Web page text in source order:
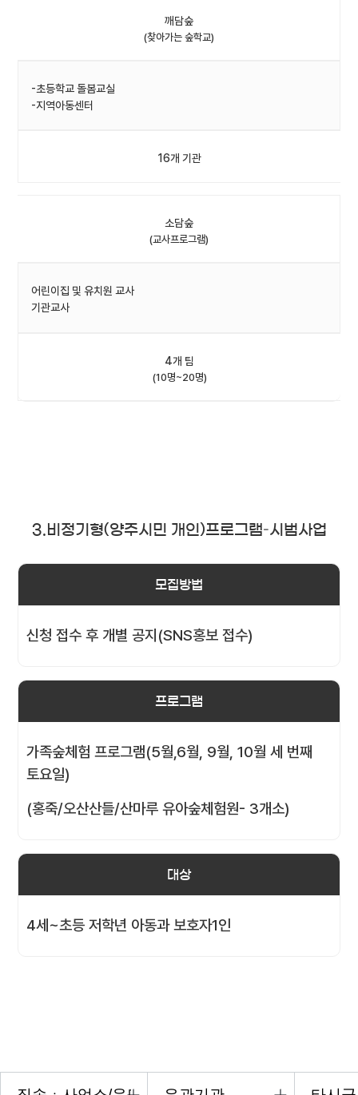
깨담숲
(찾아가는 숲학교)
-초등학교 돌봄교실
-지역아동센터
16개 기관
소담숲
(교사프로그램)
어린이집 및 유치원 교사
기관교사
4개 팀
(10명~20명)
3.비정기형(양주시민 개인)프로그램–시범사업
모집방법
신청 접수 후 개별 공지(SNS홍보 접수)
프로그램
가족숲체험 프로그램(5월,6월, 9월, 10월 세 번째
토요일)
(홍죽/오산산들/산마루 유아숲체험원- 3개소)
대상
4세~초등 저학년 아동과 보호자1인